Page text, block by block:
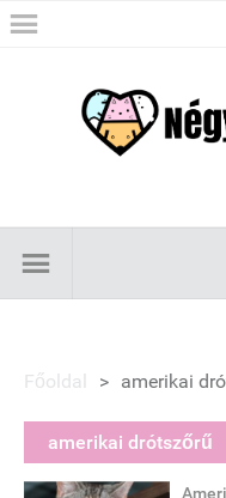
Főoldal > amerikai
amerikai drótszőrű